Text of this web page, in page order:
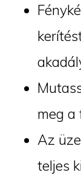
meg a
Az
teljes